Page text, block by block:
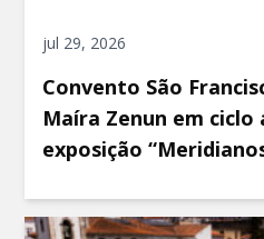
jul 29, 2026
Convento São
Maíra Zenun em ciclo
exposição